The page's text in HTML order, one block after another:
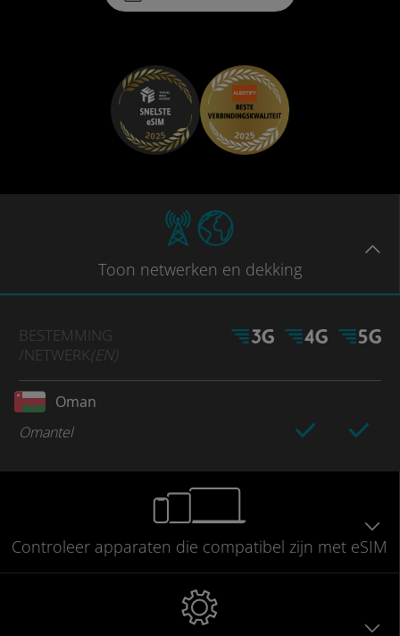
Toon netwerken en dekking
BESTEMMING
/NETWERK(EN)
Oman
Omantel
Controleer apparaten die compatibel zijn met eSIM